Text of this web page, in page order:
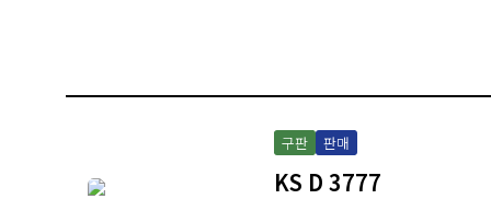
구판 판매
KS D 3777